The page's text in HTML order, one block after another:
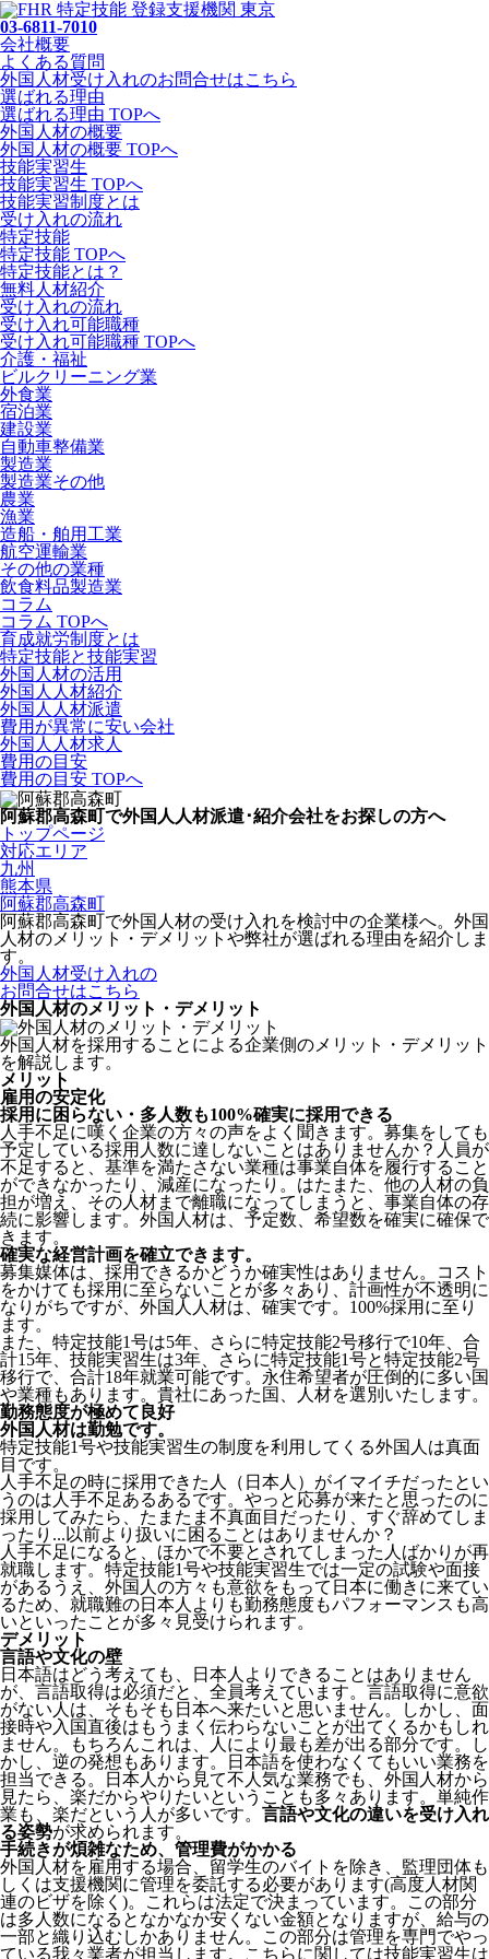
03-6811-7010
会社概要
よくある質問
外国人材受け入れのお問合せはこちら
選ばれる理由
選ばれる理由 TOPへ
外国人材の概要
外国人材の概要 TOPへ
技能実習生
技能実習生 TOPへ
技能実習制度とは
受け入れの流れ
特定技能
特定技能 TOPへ
特定技能とは？
無料人材紹介
受け入れの流れ
受け入れ可能職種
受け入れ可能職種 TOPへ
介護・福祉
ビルクリーニング業
外食業
宿泊業
建設業
自動車整備業
製造業
製造業その他
農業
漁業
造船・舶用工業
航空運輸業
その他の業種
飲食料品製造業
コラム
コラム TOPへ
育成就労制度とは
特定技能と技能実習
外国人材の活用
外国人人材紹介
外国人人材派遣
費用が異常に安い会社
外国人人材求人
費用の目安
費用の目安 TOPへ
阿蘇郡高森町で外国人人材派遣･紹介会社をお探しの方へ
トップページ
対応エリア
九州
熊本県
阿蘇郡高森町
阿蘇郡高森町で外国人材の受け入れを検討中の企業様へ。外国
人材のメリット・デメリットや弊社が選ばれる理由を紹介しま
す。
外国人材受け入れの
お問合せはこちら
外国人材のメリット・デメリット
外国人材を採用することによる企業側のメリット・デメリット
を解説します。
メリット
雇用の安定化
採用に困らない・多人数も100%確実に採用できる
人手不足に嘆く企業の方々の声をよく聞きます。募集をしても
予定している採用人数に達しないことはありませんか？人員が
不足すると、基準を満たさない業種は事業自体を履行すること
ができなかったり、減産になったり。はたまた、他の人材の負
担が増え、その人材まで離職になってしまうと、事業自体の存
続に影響します。 外国人材は、予定数、希望数を確実に確保で
きます。
確実な経営計画を確立できます。
募集媒体は、採用できるかどうか確実性はありません。コスト
をかけても採用に至らないことが多々あり、計画性が不透明に
なりがちですが、外国人人材は、確実です。100%採用に至り
ます。
また、特定技能1号は5年、さらに特定技能2号移行で10年、合
計15年、技能実習生は3年、さらに特定技能1号と特定技能2号
移行で、合計18年就業可能です。永住希望者が圧倒的に多い国
や業種もあります。貴社にあった国、人材を選別いたします。
勤務態度が極めて良好
外国人材は勤勉です。
特定技能1号や技能実習生の制度を利用してくる外国人は真面
目 です。
人手不足の時に採用できた人（日本人）がイマイチだったとい
うのは人手不足あるあるです。やっと応募が来たと思ったのに
採用してみたら、たまたま不真面目だったり、すぐ辞めてしま
ったり...以前より扱いに困ることはありませんか？
人手不足になると、ほかで不要とされてしまった人ばかりが再
就職します。特定技能1号や技能実習生では一定の試験や面接
があるうえ、外国人の方々も意欲をもって日本に働きに来てい
るため、就職難の日本人よりも勤務態度もパフォーマンスも高
いといったことが多々見受けられます。
デメリット
言語や文化の壁
日本語はどう考えても、日本人よりできることはありません
が、言語取得は必須だと、全員考えています。言語取得に意欲
がない人は、そもそも日本へ来たいと思いません。しかし、面
接時や入国直後はもうまく伝わらないことが出てくるかもしれ
ません。
もちろんこれは、人により最も差が出る部分です。し
かし、逆の発想もあります。日本語を使わなくてもいい業務を
担当できる。日本人から見て不人気な業務でも、外国人材から
見たら、楽だからやりたいということも多々あります。単純作
業も、楽だという人が多いです。 言語や文化の違いを受け入れ
る姿勢が求められます。
手続きが煩雑なため、管理費がかかる
外国人材を雇用する場合、留学生のバイトを除き、 監理団体も
しくは支援機関に管理を委託する必要があります(高度人材関
連のビザを除く)。これらは法定で決まっています。この部分
は多人数になるとなかなか安くない金額となりますが、給与の
一部と織り込むしかありません。この部分は管理を専門でやっ
ている我々業者が担当します。こちらに関しては技能実習生は